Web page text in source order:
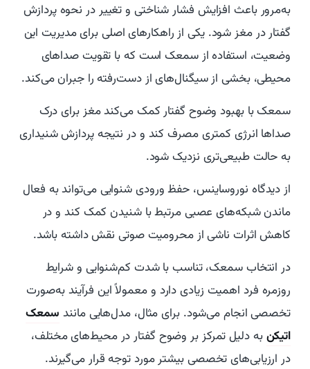
به‌مرور باعث افزایش فشار شناختی و تغییر در نحوه پردازش
گفتار در مغز شود. یکی از راهکارهای اصلی برای مدیریت این
وضعیت، استفاده از سمعک است که با تقویت صداهای
محیطی، بخشی از سیگنال‌های از دست‌رفته را جبران می‌کند.
سمعک با بهبود وضوح گفتار کمک می‌کند مغز برای درک
صداها انرژی کمتری مصرف کند و در نتیجه پردازش شنیداری
به حالت طبیعی‌تری نزدیک شود.
از دیدگاه نوروساینس، حفظ ورودی شنوایی می‌تواند به فعال
ماندن شبکه‌های عصبی مرتبط با شنیدن کمک کند و در
کاهش اثرات ناشی از محرومیت صوتی نقش داشته باشد.
در انتخاب سمعک، تناسب با شدت کم‌شنوایی و شرایط
روزمره فرد اهمیت زیادی دارد و معمولاً این فرآیند به‌صورت
تخصصی انجام می‌شود. برای مثال، مدل‌هایی مانند سمعک
اتیکنبه دلیل تمرکز بر وضوح گفتار در محیط‌های مختلف،
در ارزیابی‌های تخصصی بیشتر مورد توجه قرار می‌گیرند.